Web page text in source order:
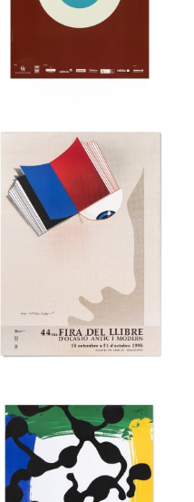
39 Festival
internacional de
cine de Gijón
Museu del Disseny de Barcelona